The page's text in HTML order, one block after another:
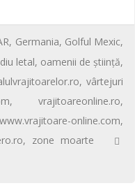
, Germania, Golful Mexic,
letal, oamenii de ştiinţă,
,vârtejuri
,vrajitoareonline.ro,
www.vrajitoare-online.com,
, zone moarte